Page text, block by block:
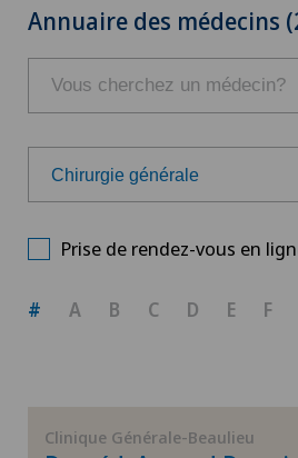
Annuaire des médecins
Chirurgie générale
Prise de rendez-vous en
# A B C D E F
Clinique Générale-Beaulieu